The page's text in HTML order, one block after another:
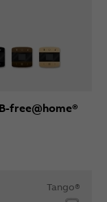
free@home®
Tango®